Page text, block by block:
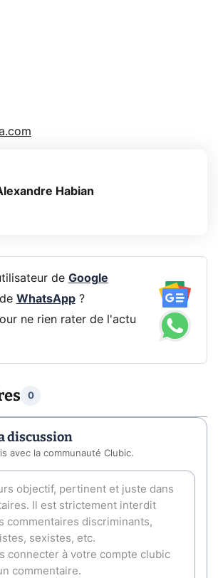
Habian
de Google
WhatsApp?
ne rien rater de l'actu
0
discussion
avec la communauté Clubic.